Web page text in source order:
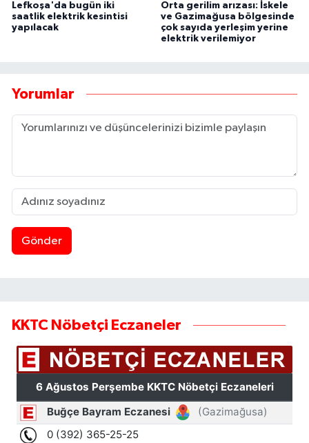
Lefkoşa'da bugün iki
saatlik elektrik kesintisi
yapılacak
Orta gerilim arızası: İskele
ve Gazimağusa bölgesinde
çok sayıda yerleşim yerine
elektrik verilemiyor
Yorumlar
Gönder
KKTC Nöbetçi Eczaneler